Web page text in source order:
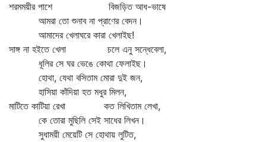
শরমময়ীর পাশে বিজড়িত আধ-ভাষে
আমরা তো শুনাব না প্রাণের বেদন।
আমাদের খেলাঘরে কারা খেলাইছ!
সাঙ্গ না হইতে খেলা চলে এনু সন্ধেবেলা,
ধূলির সে ঘর ভেঙে কোথা ফেলাইছ।
হোথা, যেথা বসিতাম মোরা দুই জন,
হাসিয়া কাঁদিয়া হত মধুর মিলন,
মাটিতে কাটিয়া রেখা কত লিখিতাম লেখা,
কে তোরা মুছিলি সেই সাধের লিখন।
সুধাময়ী মেয়েটি সে হোথায় লুটিত,